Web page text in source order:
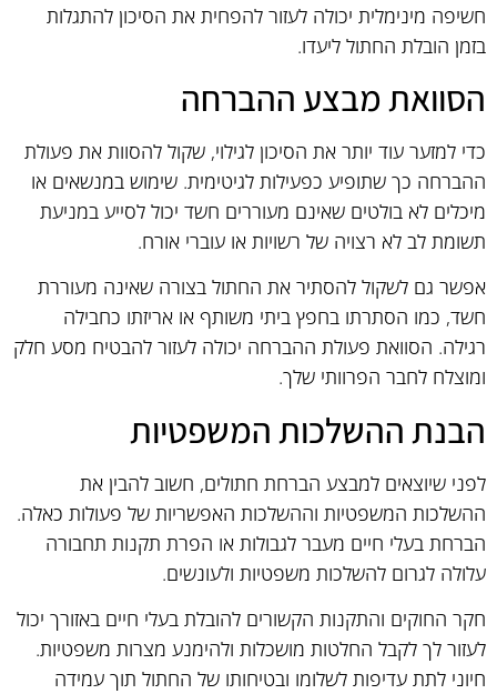
חשיפה מינימלית יכולה לעזור להפחית את הסיכון להתגלות
בזמן הובלת החתול ליעדו.
הסוואת מבצע ההברחה
כדי למזער עוד יותר את הסיכון לגילוי, שקול להסוות את פעולת
ההברחה כך שתופיע כפעילות לגיטימית. שימוש במנשאים או
מיכלים לא בולטים שאינם מעוררים חשד יכול לסייע במניעת
תשומת לב לא רצויה של רשויות או עוברי אורח.
אפשר גם לשקול להסתיר את החתול בצורה שאינה מעוררת
חשד, כמו הסתרתו בחפץ ביתי משותף או אריזתו כחבילה
רגילה. הסוואת פעולת ההברחה יכולה לעזור להבטיח מסע חלק
ומוצלח לחבר הפרוותי שלך.
הבנת ההשלכות המשפטיות
לפני שיוצאים למבצע הברחת חתולים, חשוב להבין את
ההשלכות המשפטיות וההשלכות האפשריות של פעולות כאלה.
הברחת בעלי חיים מעבר לגבולות או הפרת תקנות תחבורה
עלולה לגרום להשלכות משפטיות ולעונשים.
חקר החוקים והתקנות הקשורים להובלת בעלי חיים באזורך יכול
לעזור לך לקבל החלטות מושכלות ולהימנע מצרות משפטיות.
חיוני לתת עדיפות לשלומו ובטיחותו של החתול תוך עמידה